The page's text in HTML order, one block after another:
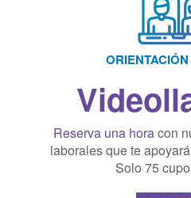
Reserva una horacon
laborales que te
Solo 75